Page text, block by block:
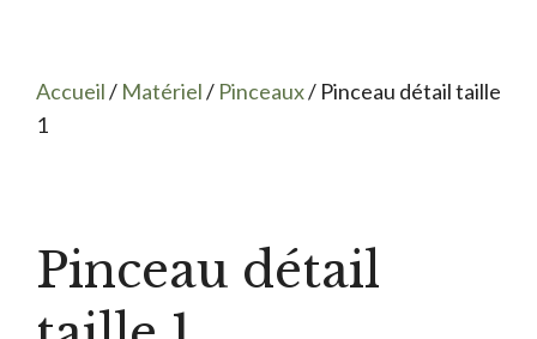
Accueil/ Matériel/ Pinceaux/ Pinceau détail taille
1
Pinceau détail